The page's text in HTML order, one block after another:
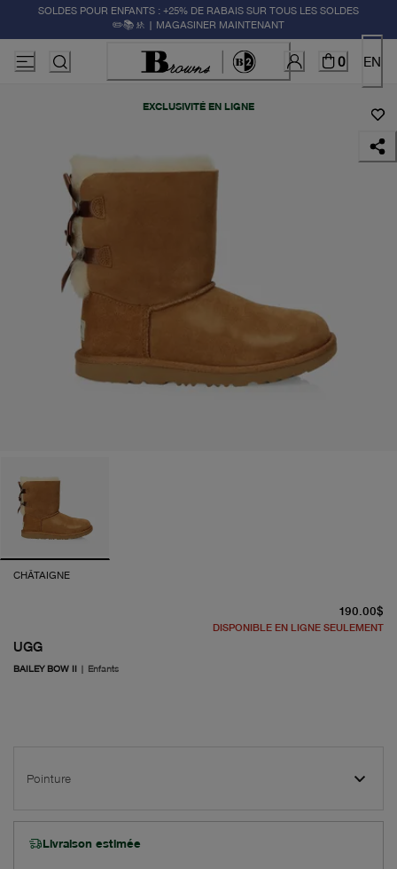
SOLDES POUR ENFANTS : +25% DE RABAIS SUR TOUS LES SOLDES
✏️📚🚸 | MAGASINER MAINTENANT
0 EN
EXCLUSIVITÉ EN LIGNE
CHÂTAIGNE
UGG
BAILEY BOW II | Enfants
190.00$
DISPONIBLE EN LIGNE SEULEMENT
Pointure
Livraison estimée